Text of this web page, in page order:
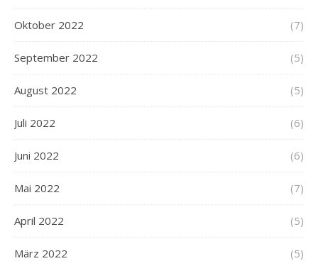
Oktober 2022 (7)
September 2022 (5)
August 2022 (5)
Juli 2022 (6)
Juni 2022 (6)
Mai 2022 (7)
April 2022 (5)
März 2022 (5)